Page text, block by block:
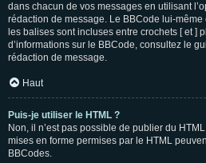
dans chacun de vos messages en utilisant
rédaction de message. Le BBCode lui-
les balises sont incluses entre crochets [ et ]
d’informations sur le BBCode, consultez le
rédaction de message.
Haut
Puis-je utiliser le HTML ?
Non, il n’est pas possible de publier du
mises en forme permises par le HTML
BBCodes.